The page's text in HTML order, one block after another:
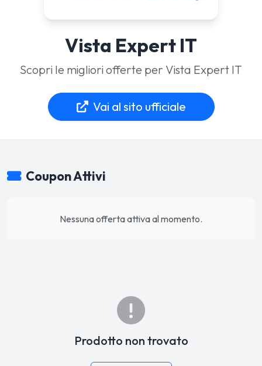
Vista Expert IT
Scopri le migliori offerte per Vista Expert IT
Vai al sito ufficiale
Coupon Attivi
Nessuna offerta attiva al momento.
Prodotto non trovato